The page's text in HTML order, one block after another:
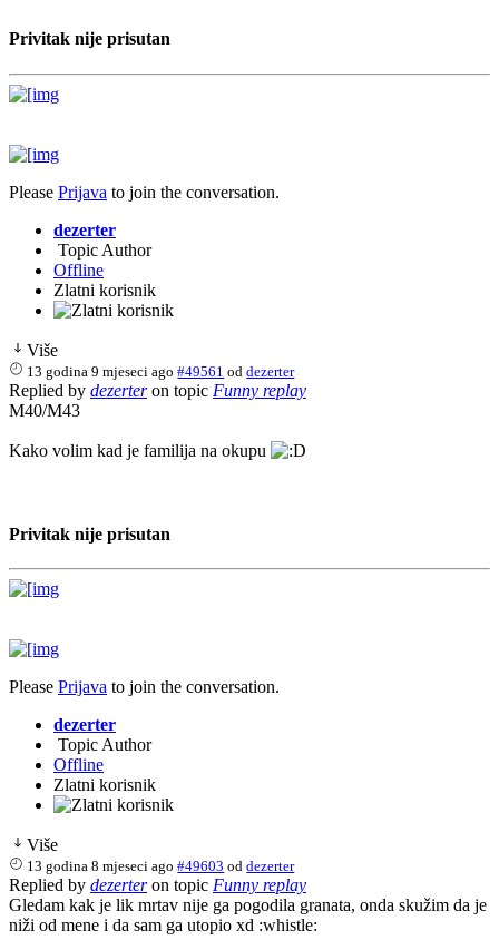
Privitak nije prisutan
Please Prijava to join the conversation.
dezerter
Topic Author
Offline
Zlatni korisnik
Više
13 godina 9 mjeseci ago #49561 oddezerter
Replied by dezerteron topic Funny replay
M40/M43
Kako volim kad je familija na okupu
Privitak nije prisutan
Please Prijava to join the conversation.
dezerter
Topic Author
Offline
Zlatni korisnik
Više
13 godina 8 mjeseci ago #49603 oddezerter
Replied by dezerteron topic Funny replay
Gledam kak je lik mrtav nije ga pogodila granata, onda skužim da je
niži od mene i da sam ga utopio xd :whistle: